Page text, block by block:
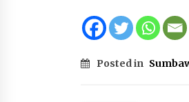
Posted in